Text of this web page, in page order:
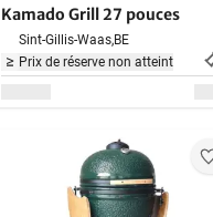
Kamado Grill 27 pouces
Sint-Gillis-Waas,BE
Prix de réserve non atteint